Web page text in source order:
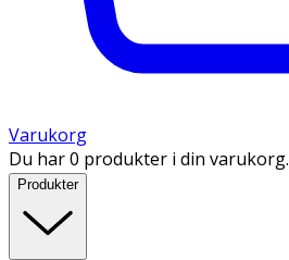
Varukorg
Du har 0 produkter i din varukorg.
Produkter